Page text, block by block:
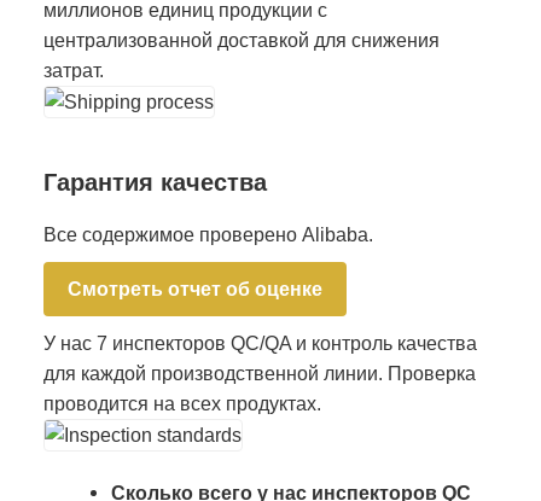
миллионов единиц продукции с
централизованной доставкой для снижения
затрат.
Гарантия качества
Все содержимое проверено Alibaba.
Смотреть отчет об оценке
У нас 7 инспекторов QC/QA и контроль качества
для каждой производственной линии. Проверка
проводится на всех продуктах.
Сколько всего у нас инспекторов QC